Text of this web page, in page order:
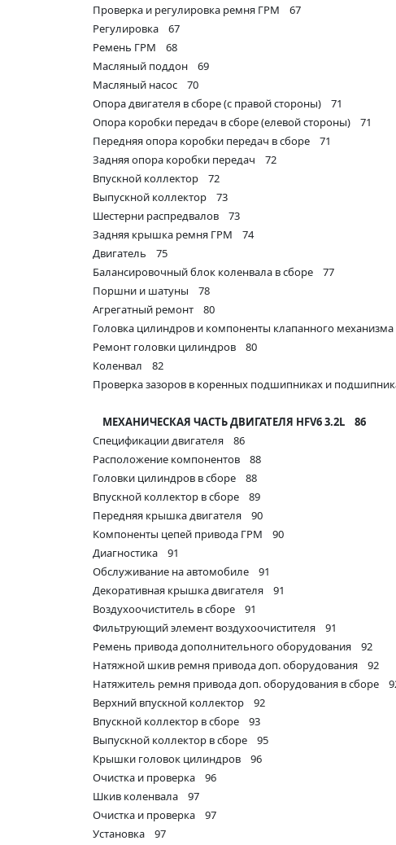
Проверка и регулировка ремня ГРМ 67
Регулировка 67
Ремень ГРМ 68
Масляный поддон 69
Масляный насос 70
Опора двигателя в сборе (с правой стороны) 71
Опора коробки передач в сборе (елевой стороны) 71
Передняя опора коробки передач в сборе 71
Задняя опора коробки передач 72
Впускной коллектор 72
Выпускной коллектор 73
Шестерни распредвалов 73
Задняя крышка ремня ГРМ 74
Двигатель 75
Балансировочный блок коленвала в сборе 77
Поршни и шатуны 78
Агрегатный ремонт 80
Головка цилиндров и компоненты клапанного
Ремонт головки цилиндров 80
Коленвал 82
Проверка зазоров в коренных подшипниках и
МЕХАНИЧЕСКАЯ ЧАСТЬ ДВИГАТЕЛЯ HFV6 3.2L 86
Спецификации двигателя 86
Расположение компонентов 88
Головки цилиндров в сборе 88
Впускной коллектор в сборе 89
Передняя крышка двигателя 90
Компоненты цепей привода ГРМ 90
Диагностика 91
Обслуживание на автомобиле 91
Декоративная крышка двигателя 91
Воздухоочиститель в сборе 91
Фильтрующий элемент воздухоочистителя 91
Ремень привода дополнительного оборудования 92
Натяжной шкив ремня привода доп. оборудования 92
Натяжитель ремня привода доп. оборудования в сборе
Верхний впускной коллектор 92
Впускной коллектор в сборе 93
Выпускной коллектор в сборе 95
Крышки головок цилиндров 96
Очистка и проверка 96
Шкив коленвала 97
Очистка и проверка 97
Установка 97